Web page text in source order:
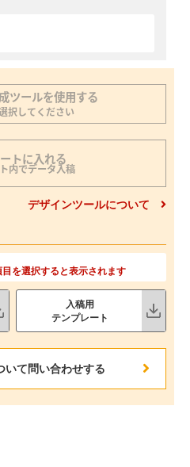
ツールを使用する
択してください
トに入れる
内でデータ入稿
デザインツールについて
を選択すると表示されます
入稿用
テンプレート
いて問い合わせする